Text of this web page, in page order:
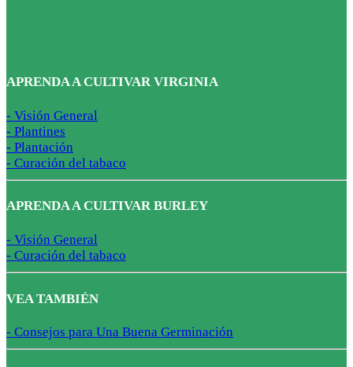
APRENDA A CULTIVAR VIRGINIA
- Visión General
- Plantines
- Plantación
- Curación del tabaco
APRENDA A CULTIVAR BURLEY
- Visión General
- Curación del tabaco
VEA TAMBIÉN
- Consejos para Una Buena Germinación